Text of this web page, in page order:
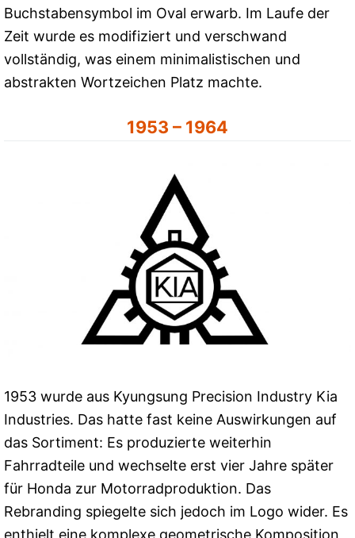
Buchstabensymbol im Oval erwarb. Im Laufe der
Zeit wurde es modifiziert und verschwand
vollständig, was einem minimalistischen und
abstrakten Wortzeichen Platz machte.
1953 – 1964
1953 wurde aus Kyungsung Precision Industry Kia
Industries. Das hatte fast keine Auswirkungen auf
das Sortiment: Es produzierte weiterhin
Fahrradteile und wechselte erst vier Jahre später
für Honda zur Motorradproduktion. Das
Rebranding spiegelte sich jedoch im Logo wider. Es
enthielt eine komplexe geometrische Komposition,